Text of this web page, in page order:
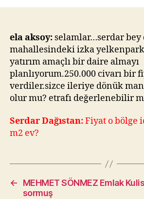
ela aksoy: selamlar…serdar bey
mahallesindeki izka
yatırım amaçlı bir daire almayı
planlıyorum.250.000 civarı bir
verdiler.sizce ileriye dönük
olur mu? etrafı değerlenebilir
Serdar Dağıstan:Fiyat o bölge
m2 ev?
←
MEHMET SÖNMEZ Emlak
sormuş